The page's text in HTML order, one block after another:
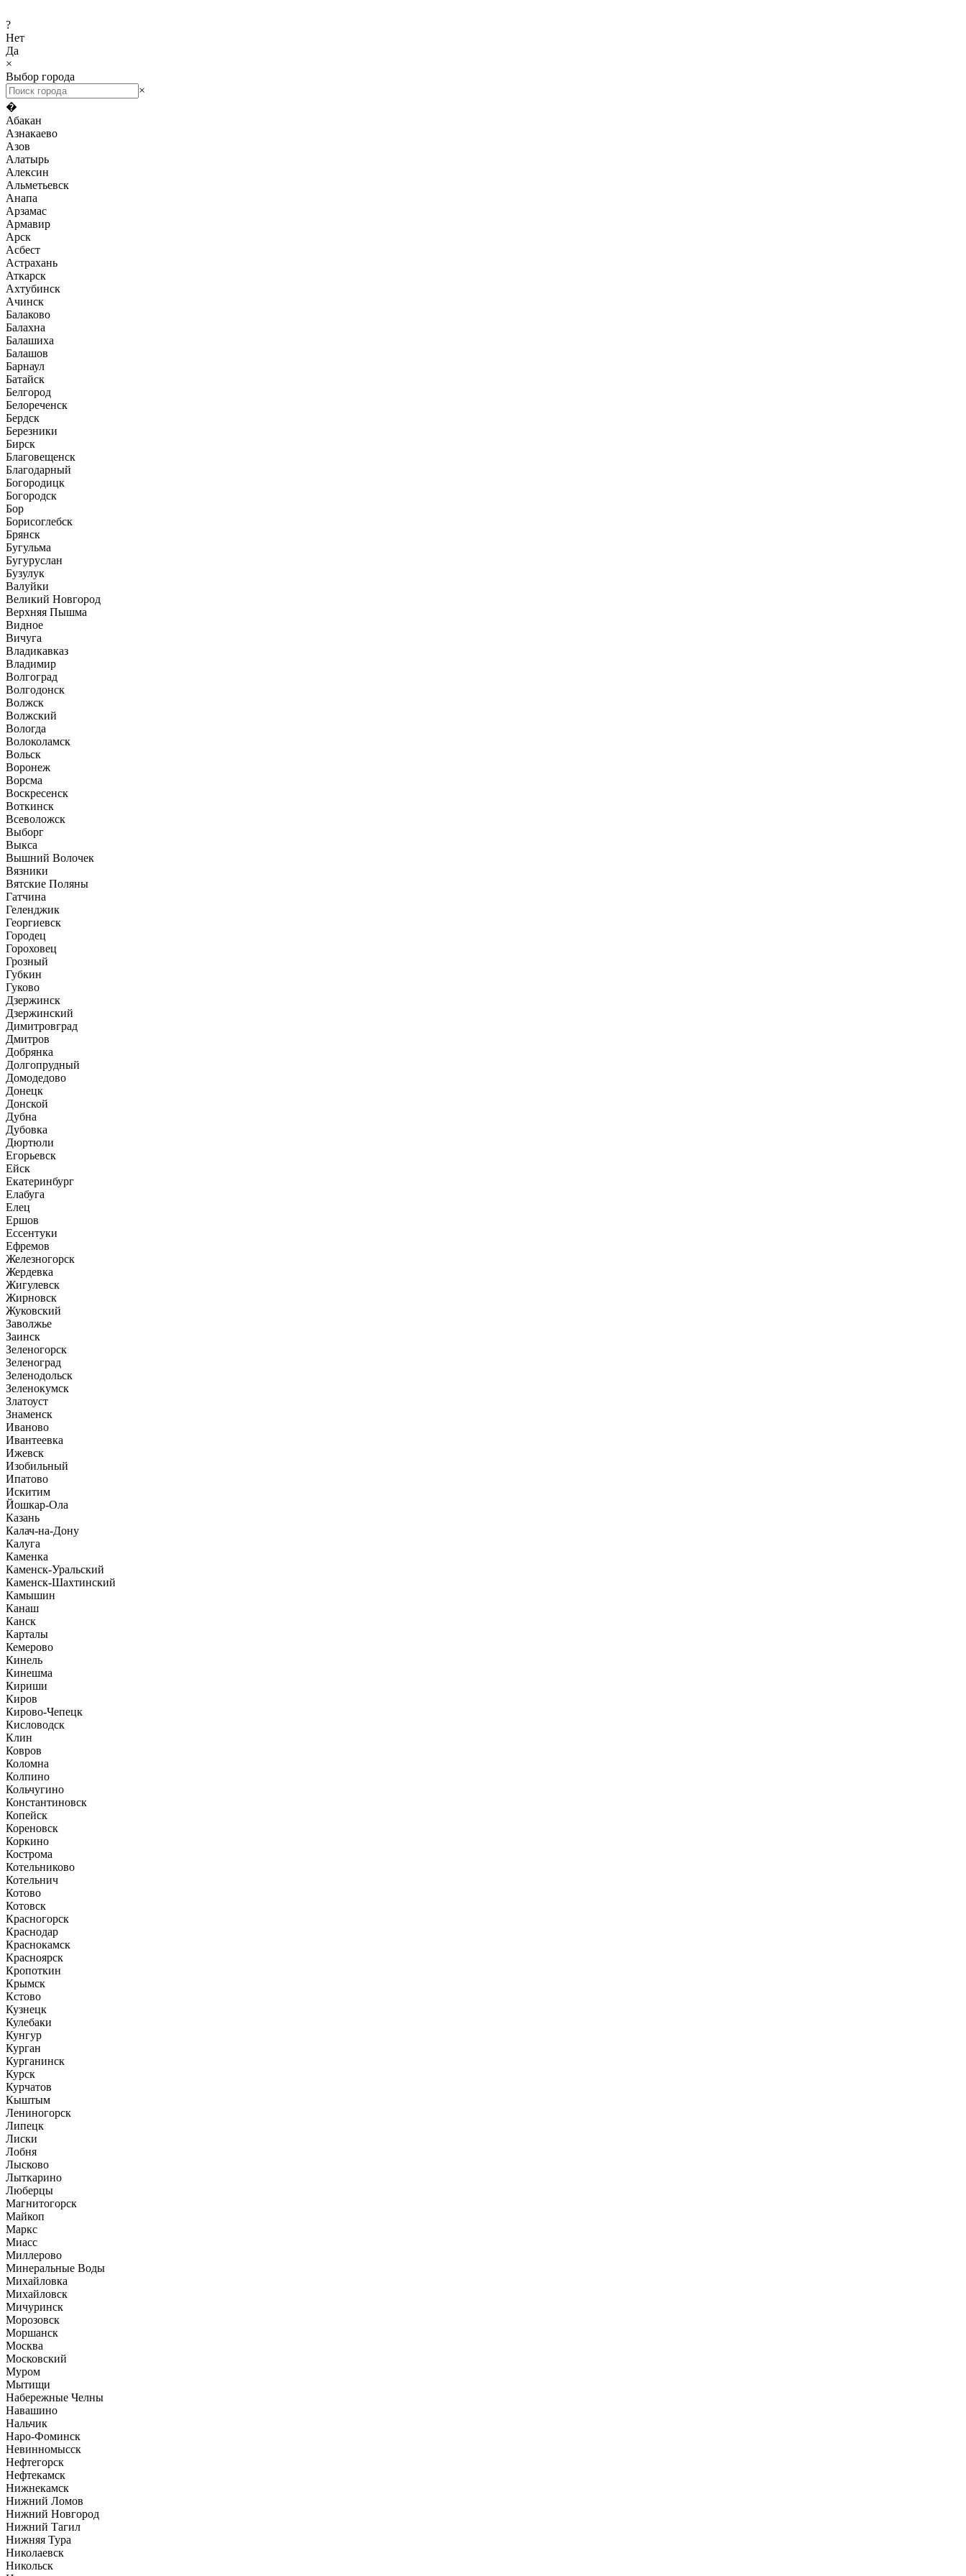
?
Нет
Да
×
Выбор города
×
�
Абакан
Азнакаево
Азов
Алатырь
Алексин
Альметьевск
Анапа
Арзамас
Армавир
Арск
Асбест
Астрахань
Аткарск
Ахтубинск
Ачинск
Балаково
Балахна
Балашиха
Балашов
Барнаул
Батайск
Белгород
Белореченск
Бердск
Березники
Бирск
Благовещенск
Благодарный
Богородицк
Богородск
Бор
Борисоглебск
Брянск
Бугульма
Бугуруслан
Бузулук
Валуйки
Великий Новгород
Верхняя Пышма
Видное
Вичуга
Владикавказ
Владимир
Волгоград
Волгодонск
Волжск
Волжский
Вологда
Волоколамск
Вольск
Воронеж
Ворсма
Воскресенск
Воткинск
Всеволожск
Выборг
Выкса
Вышний Волочек
Вязники
Вятские Поляны
Гатчина
Геленджик
Георгиевск
Городец
Гороховец
Грозный
Губкин
Гуково
Дзержинск
Дзержинский
Димитровград
Дмитров
Добрянка
Долгопрудный
Домодедово
Донецк
Донской
Дубна
Дубовка
Дюртюли
Егорьевск
Ейск
Екатеринбург
Елабуга
Елец
Ершов
Ессентуки
Ефремов
Железногорск
Жердевка
Жигулевск
Жирновск
Жуковский
Заволжье
Заинск
Зеленогорск
Зеленоград
Зеленодольск
Зеленокумск
Златоуст
Знаменск
Иваново
Ивантеевка
Ижевск
Изобильный
Ипатово
Искитим
Йошкар-Ола
Казань
Калач-на-Дону
Калуга
Каменка
Каменск-Уральский
Каменск-Шахтинский
Камышин
Канаш
Канск
Карталы
Кемерово
Кинель
Кинешма
Кириши
Киров
Кирово-Чепецк
Кисловодск
Клин
Ковров
Коломна
Колпино
Кольчугино
Константиновск
Копейск
Кореновск
Коркино
Кострома
Котельниково
Котельнич
Котово
Котовск
Красногорск
Краснодар
Краснокамск
Красноярск
Кропоткин
Крымск
Кстово
Кузнецк
Кулебаки
Кунгур
Курган
Курганинск
Курск
Курчатов
Кыштым
Лениногорск
Липецк
Лиски
Лобня
Лысково
Лыткарино
Люберцы
Магнитогорск
Майкоп
Маркс
Миасс
Миллерово
Минеральные Воды
Михайловка
Михайловск
Мичуринск
Морозовск
Моршанск
Москва
Московский
Муром
Мытищи
Набережные Челны
Навашино
Нальчик
Наро-Фоминск
Невинномысск
Нефтегорск
Нефтекамск
Нижнекамск
Нижний Ломов
Нижний Новгород
Нижний Тагил
Нижняя Тура
Николаевск
Никольск